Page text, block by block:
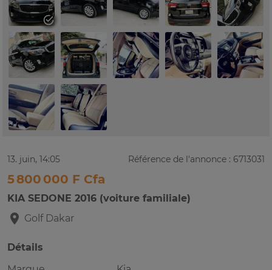
13. juin, 14:05 Référence de l'annonce : 6713031
5 800 000 F Cfa
KIA SEDONE 2016 (voiture familiale)
Golf Dakar
Détails